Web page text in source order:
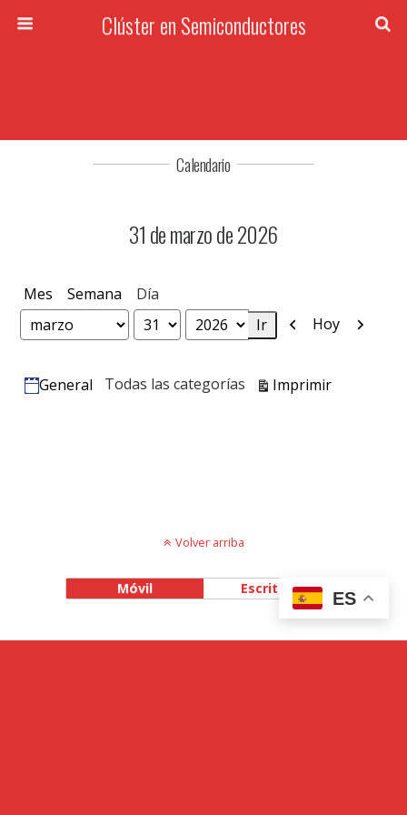
Clúster en Semiconductores
Calendario
31 de marzo de 2026
Mes Semana Día
Mes
Día
Año
Anterior
Hoy
Categorías
General Todas las categorías ImprimirVistas
Volver arriba
Móvil Escritorio
ES